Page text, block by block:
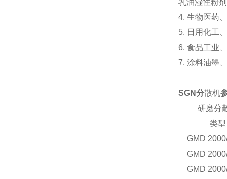
乳油湿性粉剂
4. 生物医药
5. 日用化工
6. 食品工业
7. 涂料油墨
SGN分散机
研磨分
类型
GM D
GM D
GM D